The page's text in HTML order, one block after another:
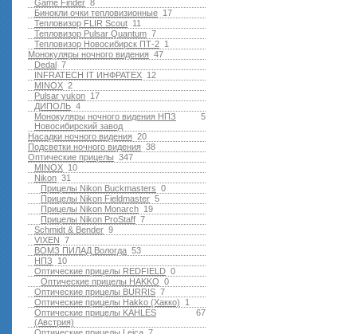
8
Game Finder
17
Бинокли очки тепловизионные
11
Тепловизор FLIR Scout
7
Тепловизор Pulsar Quantum
1
Тепловизор Новосибирск ПТ-2
47
Монокуляры ночного видения
7
Dedal
12
INFRATECH IT ИНФРАТЕХ
2
MINOX
17
Pulsar yukon
4
ДИПОЛЬ
5
Монокуляры ночного видения НПЗ
Новосибирский завод
20
Насадки ночного видения
38
Подсветки ночного видения
347
Оптические прицелы
10
MINOX
31
Nikon
0
Прицелы Nikon Buckmasters
5
Прицелы Nikon Fieldmaster
19
Прицелы Nikon Monarch
7
Прицелы Nikon ProStaff
9
Schmidt & Bender
7
VIXEN
53
ВОМЗ ПИЛАД Вологда
10
НПЗ
0
Оптические прицелы REDFIELD
0
Оптические прицелы HAKKO
7
Оптические прицелы BURRIS
1
Оптические прицелы Hakko (Хакко)
67
Оптические прицелы KAHLES
(Австрия)